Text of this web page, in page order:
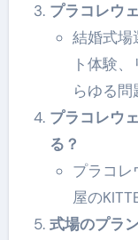
プラコレウ
結婚式場
ト体験
らゆる問
プラコレウ
る？
プラコレ
屋の
式場のプラ